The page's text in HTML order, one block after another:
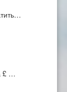
£ …